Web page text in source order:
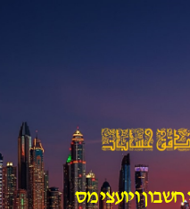
ויועצי מס